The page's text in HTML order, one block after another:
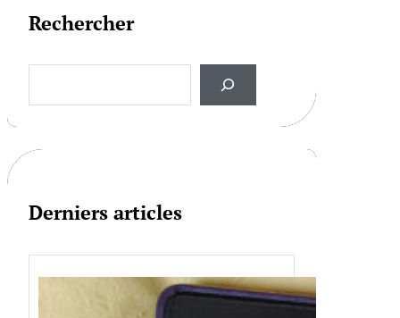
Rechercher
a
h
Derniers articles